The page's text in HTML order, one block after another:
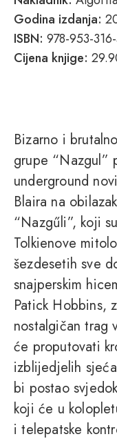
Godina izdanja:
ISBN: 978-953-
Cijena knjige:
Bizarno i
grupe “Nazgul”
underground
Blaira na
“Nazgűli”, koji
Tolkienove
šezdesetih sve
snajperskim
Patick Hobbins,
nostalgičan trag
će proputovati
izblijedjelih
bi postao
koji će u
i telepatske